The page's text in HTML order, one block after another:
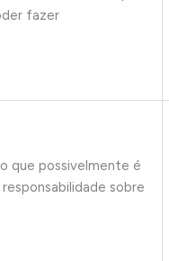
fazer
que possivelmente é
sobre